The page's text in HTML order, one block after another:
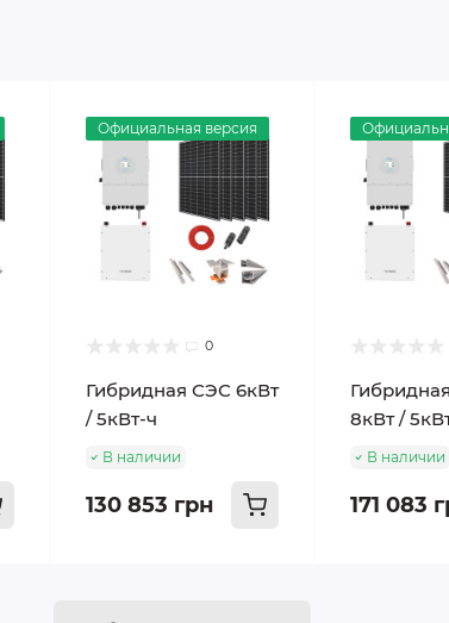
Официальная версия
0
Гибридная СЭС 6кВт
/ 5кВт-ч
В наличии
130 853 грн
8кВт /
В наличии
171 083